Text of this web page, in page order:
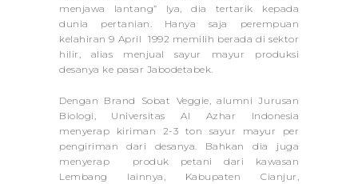
menjawa lantang” Iya, dia tertarik kepada
dunia pertanian. Hanya saja perempuan
kelahiran 9 April 1992 memilih berada di sektor
hilir, alias menjual sayur mayur produksi
desanya ke pasar Jabodetabek.
Dengan Brand Sobat Veggie, alumni Jurusan
Biologi, Universitas Al Azhar Indonesia
menyerap kiriman 2-3 ton sayur mayur per
pengiriman dari desanya. Bahkan dia juga
menyerap produk petani dari kawasan
Lembang lainnya, Kabupaten Cianjur,